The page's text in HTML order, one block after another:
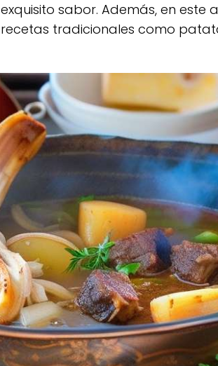
exquisito sabor. Además, en
recetas tradicionales como